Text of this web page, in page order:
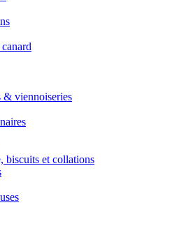
& viennoiseries
biscuits et collations